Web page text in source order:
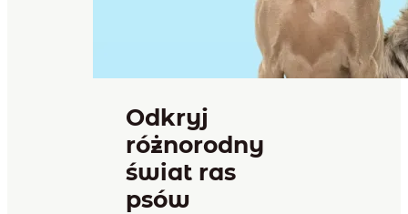
Odkryj
różnorodny
świat ras
psów